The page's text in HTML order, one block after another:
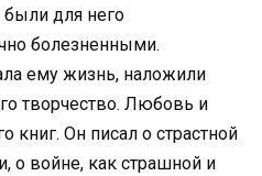
для него
болезненными.
ему жизнь, наложили
творчество. Любовь и
книг. Он писал о страстной
войне, как страшной и